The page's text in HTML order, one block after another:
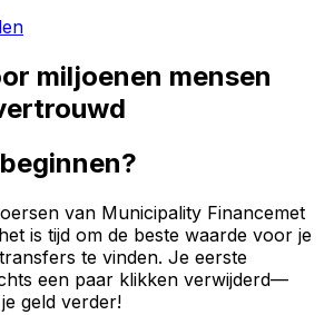
miljoenen mensen
van Municipality Financemet
is tijd om de beste waarde voor je
te vinden. Je eerste
een paar klikken verwijderd—
geld verder!